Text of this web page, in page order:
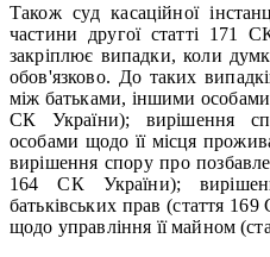
Також суд касаційної
частини другої статті 171
закріплює випадки, коли
обов'язково. До таких
між батьками, іншими
СК України); вирішення
особами щодо її місця
вирішення спору про
164 СК України);
батьківських прав (стаття
щодо управління її майном